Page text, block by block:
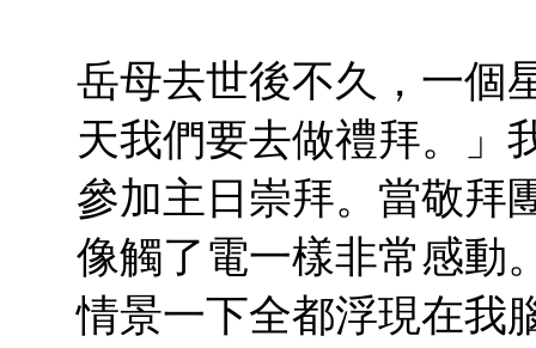
岳母去世後不久，一個
天我們要去做禮拜。」
參加主日崇拜。當敬拜
像觸了電一樣非常感動
情景一下全都浮現在我